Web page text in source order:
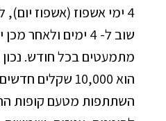
4 ימי אשפוז (אשפוז
שוב ל- 4 ימים ולאחר
מתמעטים בכל חודש. נכון
הוא 10,000
השתתפות מטעם קופות